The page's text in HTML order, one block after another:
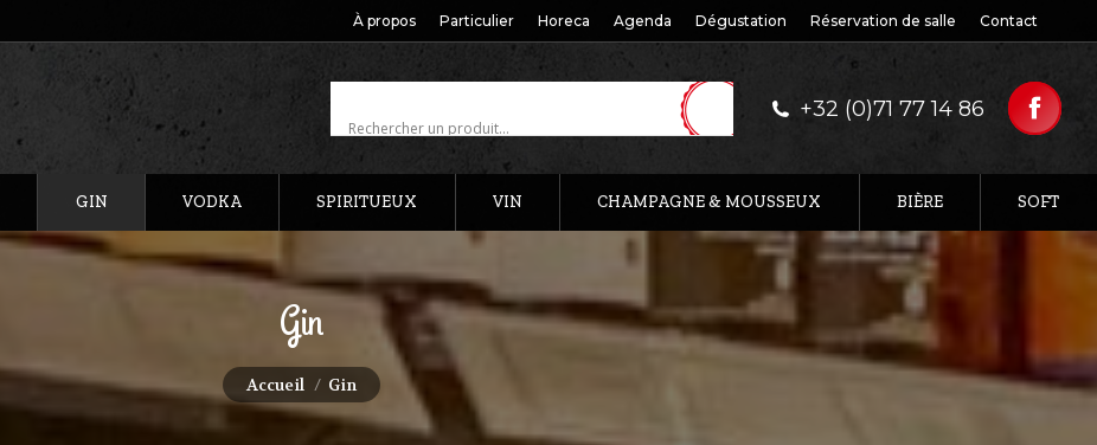
À propos Particulier Horeca Agenda Dégustation Réservation de salle Contact
+32 (0)71 77 14 86
GIN VODKA SPIRITUEUX VIN CHAMPAGNE & MOUSSEUX BIÈRE SOFT
Gin
Vous êtes ici :
Accueil Gin